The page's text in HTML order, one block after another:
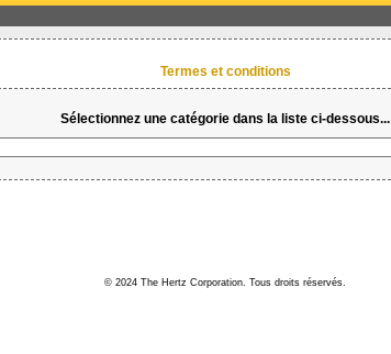
Termes et conditions
Sélectionnez une catégorie dans la liste ci-dessous...
© 2024 The Hertz Corporation. Tous droits réservés.